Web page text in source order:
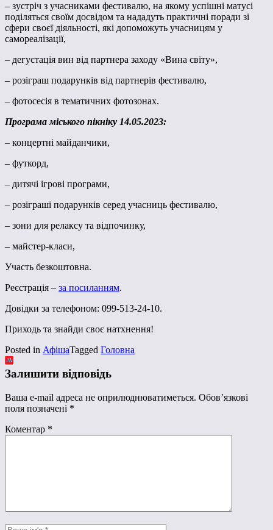
– зустріч з учасниками фестивалю, на якому успішні матусі
поділяться своїм досвідом та нададуть практичні поради зі
сфери своєї діяльності, які допоможуть учасницям у
самореалізації,
– дегустація вин від партнера заходу «Вина світу»,
– розіграш подарунків від партнерів фестивалю,
– фотосесія в тематичних фотозонах.
Програма міського пікніку 14.05.2023:
– концертні майданчики,
– футкорд,
– дитячі ігрові програми,
– розіграші подарунків серед учасниць фестивалю,
– зони для релаксу та відпочинку,
– майстер-класи,
Участь безкоштовна.
Реєстрація – за посиланням.
Довідки за телефоном: 099-513-24-10.
Приходь та знайди своє натхнення!
Posted in АфішаTagged Головна
Залишити відповідь
Ваша e-mail адреса не оприлюднюватиметься. Обов’язкові
поля позначені *
Коментар *